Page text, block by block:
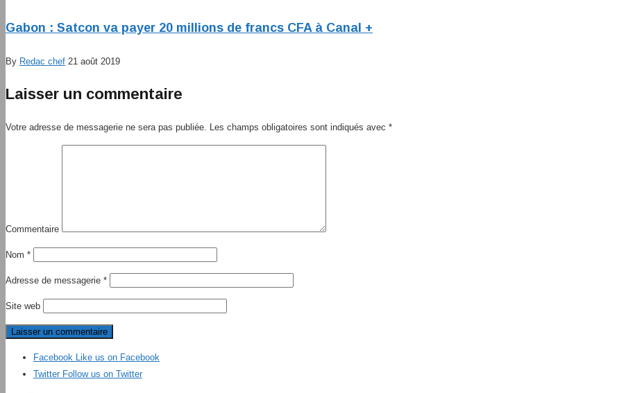
Gabon : Satcon va payer 20 millions de francs CFA à Canal +
By Redac chef 21 août 2019
Laisser un commentaire
Votre adresse de messagerie ne sera pas publiée. Les champs obligatoires sont indiqués avec *
Commentaire
Nom *
Adresse de messagerie *
Site web
Facebook Like us on Facebook
Twitter Follow us on Twitter